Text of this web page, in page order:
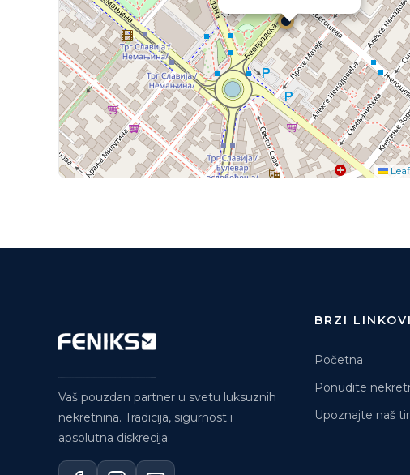
Vaš pouzdan partner u svetu luksuznih
nekretnina. Tradicija, sigurnost i
apsolutna diskrecija.
BRZI LINKOVI
Početna
Ponudite
Upoznajte naš